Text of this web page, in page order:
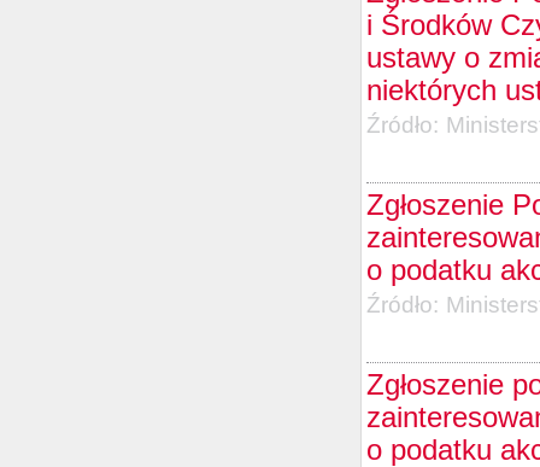
i Środków
ustawy o
niektórych
Źródło:
Zgłoszenie
o podatku
Źródło:
Zgłoszenie
o podatku